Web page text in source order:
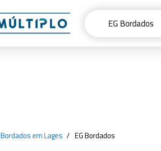
Bordados em Lages EG Bordados